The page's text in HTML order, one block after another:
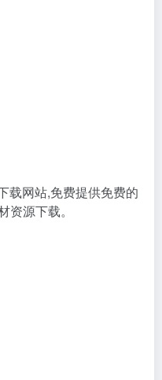
载网站,免费提供免费的
源下载。